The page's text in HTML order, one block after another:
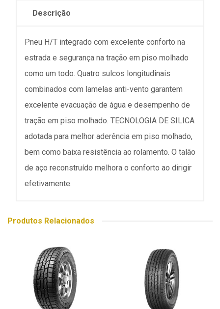
Descrição
Pneu H/T integrado com excelente conforto na
estrada e segurança na tração em piso molhado
como um todo. Quatro sulcos longitudinais
combinados com lamelas anti-vento garantem
excelente evacuação de água e desempenho de
tração em piso molhado. TECNOLOGIA DE SILICA
adotada para melhor aderência em piso molhado,
bem como baixa resistência ao rolamento. O talão
de aço reconstruído melhora o conforto ao dirigir
efetivamente.
Produtos Relacionados